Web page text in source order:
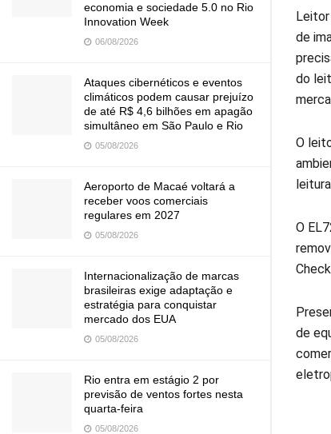
economia e sociedade 5.0 no Rio
Innovation Week
06/08/2026
Ataques cibernéticos e eventos
climáticos podem causar prejuízo
de até R$ 4,6 bilhões em apagão
simultâneo em São Paulo e Rio
05/08/2026
Aeroporto de Macaé voltará a
receber voos comerciais
regulares em 2027
05/08/2026
Internacionalização de marcas
brasileiras exige adaptação e
estratégia para conquistar
mercado dos EUA
05/08/2026
Rio entra em estágio 2 por
previsão de ventos fortes nesta
quarta-feira
05/08/2026
Leitor
de
do
O
O
de